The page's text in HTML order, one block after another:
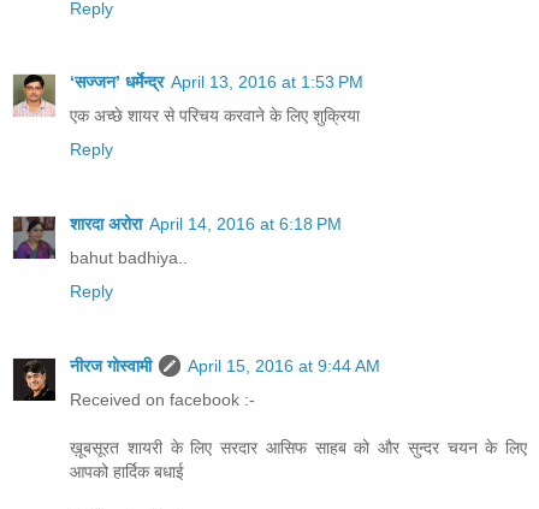
Reply
‘सज्जन’ धर्मेन्द्र April 13, 2016 at 1:53 PM
एक अच्छे शायर से परिचय करवाने के लिए शुक्रिया
Reply
शारदा अरोरा April 14, 2016 at 6:18 PM
bahut badhiya..
Reply
नीरज गोस्वामी
April 15, 2016 at 9:44 AM
Received on facebook :-
ख़ूबसूरत शायरी के लिए सरदार आसिफ साहब को और सुन्दर चयन के लिए
आपको हार्दिक बधाई